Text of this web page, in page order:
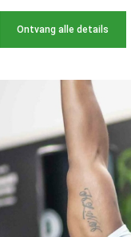
Ontvang alle details